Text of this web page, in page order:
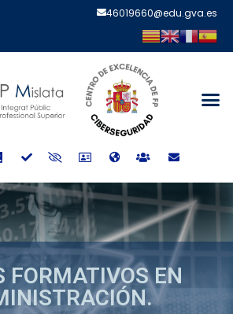
46019660@edu.gva.es
FORMATIVOS EN